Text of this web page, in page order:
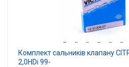
Комплект сальників клапану
2,0HDi 99-